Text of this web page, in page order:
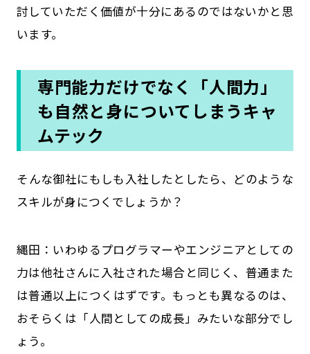
討していただく価値が十分にあるのではないかと思
います。
専門能力だけでなく「人間力」
も自然と身についてしまうキャ
ムテック
――そんな御社にもしも入社したとしたら、どのような
スキルが身につくでしょうか？
縄田：いわゆるプログラマーやエンジニアとしての
力は他社さんに入社された場合と同じく、普通また
は普通以上につくはずです。もっとも異なるのは、
おそらくは「人間としての成長」みたいな部分でし
ょう。